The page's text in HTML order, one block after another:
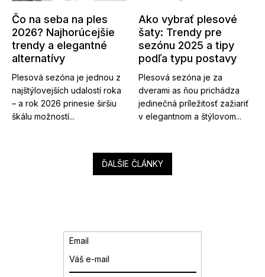
Čo na seba na ples
2026? Najhorúcejšie
trendy a elegantné
alternatívy
Plesová sezóna je jednou z
najštýlovejších udalostí roka
– a rok 2026 prinesie širšiu
škálu možností...
Ako vybrať plesové
šaty: Trendy pre
sezónu 2025 a tipy
podľa typu postavy
Plesová sezóna je za
dverami as ňou prichádza
jedinečná príležitosť zažiariť
v elegantnom a štýlovom...
ĎALŠIE ČLÁNKY
Email